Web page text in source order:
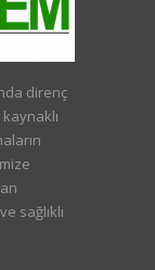
direnç
sağlıklı